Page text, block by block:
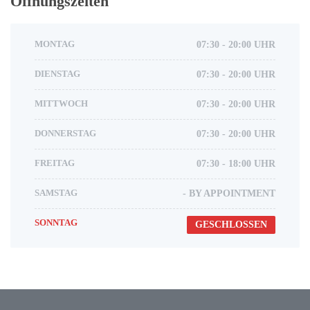
MONTAG 07:30 - 20:00 UHR
DIENSTAG 07:30 - 20:00 UHR
MITTWOCH 07:30 - 20:00 UHR
DONNERSTAG 07:30 - 20:00 UHR
FREITAG 07:30 - 18:00 UHR
SAMSTAG - BY APPOINTMENT
SONNTAG GESCHLOSSEN